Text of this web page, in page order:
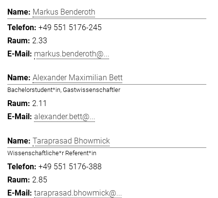
Markus Benderoth
+49 551 5176-245
2.33
markus.benderoth@...
Alexander Maximilian Bett
Bachelorstudent*in, Gastwissenschaftler
2.11
alexander.bett@...
Taraprasad Bhowmick
Wissenschaftliche*r Referent*in
+49 551 5176-388
2.85
taraprasad.bhowmick@...